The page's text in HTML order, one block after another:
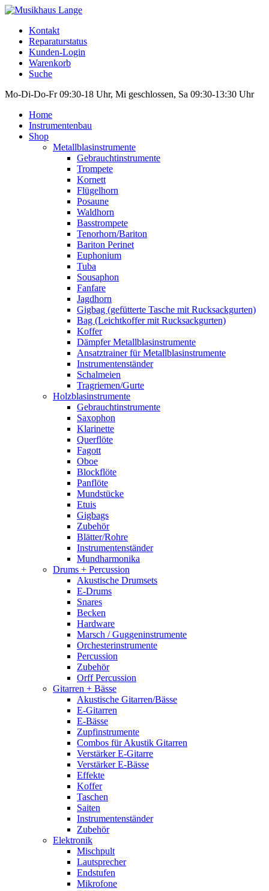
Kontakt
Reparaturstatus
Kunden-Login
Warenkorb
Suche
Mo-Di-Do-Fr 09:30-18 Uhr, Mi geschlossen, Sa 09:30-13:30 Uhr
Home
Instrumentenbau
Shop
Metallblasinstrumente
Gebrauchtinstrumente
Trompete
Kornett
Flügelhorn
Posaune
Waldhorn
Basstrompete
Tenorhorn/Bariton
Bariton Perinet
Euphonium
Tuba
Sousaphon
Fanfare
Jagdhorn
Gigbag (gefütterte Tasche mit Rucksackgurten)
Bag (Leichtkoffer mit Rucksackgurten)
Koffer
Dämpfer Metallblasinstrumente
Ansatztrainer für Metallblasinstrumente
Instrumentenständer
Schalmeien
Tragriemen/Gurte
Holzblasinstrumente
Gebrauchtinstrumente
Saxophon
Klarinette
Querflöte
Fagott
Oboe
Blockflöte
Panflöte
Mundstücke
Etuis
Gigbags
Zubehör
Blätter/Rohre
Instrumentenständer
Mundharmonika
Drums + Percussion
Akustische Drumsets
E-Drums
Snares
Becken
Hardware
Marsch / Guggeninstrumente
Orchesterinstrumente
Percussion
Zubehör
Orff Percussion
Gitarren + Bässe
Akustische Gitarren/Bässe
E-Gitarren
E-Bässe
Zupfinstrumente
Combos für Akustik Gitarren
Verstärker E-Gitarre
Verstärker E-Bässe
Effekte
Koffer
Taschen
Saiten
Instrumentenständer
Zubehör
Elektronik
Mischpult
Lautsprecher
Endstufen
Mikrofone